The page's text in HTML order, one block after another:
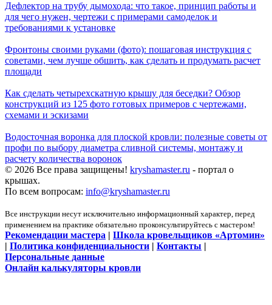
Дефлектор на трубу дымохода: что такое, принцип работы и
для чего нужен, чертежи с примерами самоделок и
требованиями к установке
Фронтоны своими руками (фото): пошаговая инструкция с
советами, чем лучше обшить, как сделать и продумать расчет
площади
Как сделать четырехскатную крышу для беседки? Обзор
конструкций из 125 фото готовых примеров с чертежами,
схемами и эскизами
Водосточная воронка для плоской кровли: полезные советы от
профи по выбору диаметра сливной системы, монтажу и
расчету количества воронок
© 2026 Все права защищены! kryshamaster.ru - портал о
крышах.
По всем вопросам: info@kryshamaster.ru
Все инструкции несут исключительно информационный характер, перед
применением на практике обязательно проконсультируйтесь с мастером!
Рекомендации мастера | Школа кровельщиков «Артомин»
| Политика конфиденциальности | Контакты |
Персональные данные
Онлайн калькуляторы кровли